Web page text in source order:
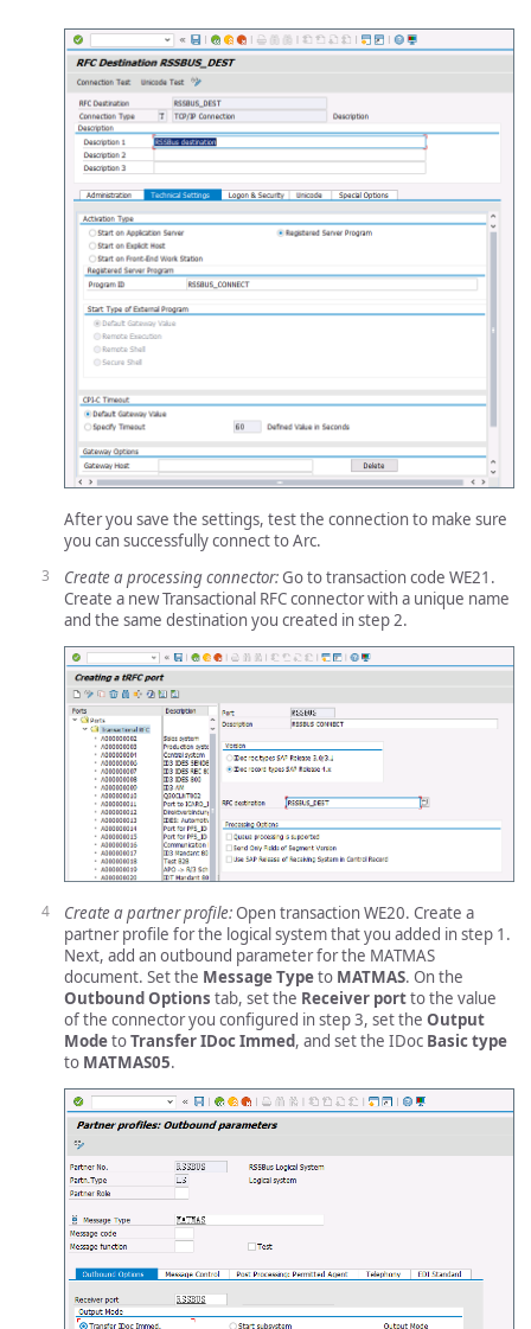
After you save the settings, test the connection to make sure
you can successfully connect to Arc.
Create a processing connector:Go to transaction code WE21.
Create a new Transactional RFC connector with a unique name
and the same destination you created in step 2.
Create a partner profile:Open transaction WE20. Create a
partner profile for the logical system that you added in step 1.
Next, add an outbound parameter for the MATMAS
document. Set the Message Typeto MATMAS. On the
Outbound Options tab, set the Receiver portto the value
of the connector you configured in step 3, set the Output
ModetoTransfer IDoc Immed, and set the IDoc Basic type
to MATMAS05.